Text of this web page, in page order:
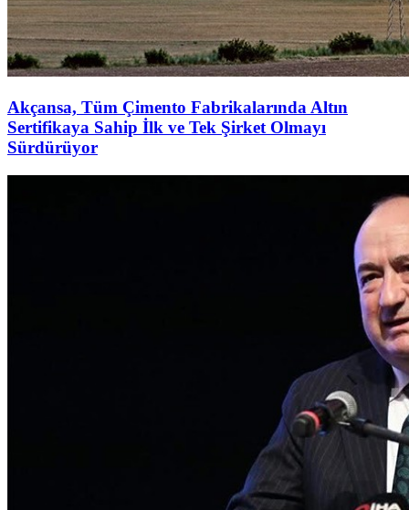
Akçansa, Tüm Çimento Fabrikalarında Altın
Sertifikaya Sahip İlk ve Tek Şirket Olmayı
Sürdürüyor